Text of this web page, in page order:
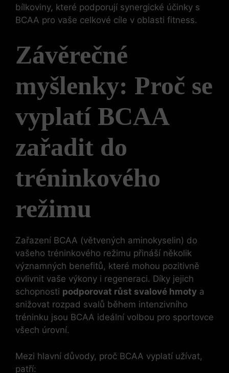
bílkoviny, které podporují synergické účinky s
BCAA pro vaše celkové cíle v oblasti fitness.
Závěrečné
myšlenky: Proč se
vyplatí BCAA
zařadit do
tréninkového
režimu
Zařazení BCAA (větvených aminokyselin) do
vašeho tréninkového režimu přináší několik
významných benefitů, které mohou pozitivně
ovlivnit vaše výkony i regeneraci. Díky jejich
schopnosti podporovat růst svalové hmoty a
snižovat rozpad svalů během intenzivního
tréninku jsou BCAA ideální volbou pro sportovce
všech úrovní.
Mezi hlavní důvody, proč BCAA vyplatí užívat,
patří: